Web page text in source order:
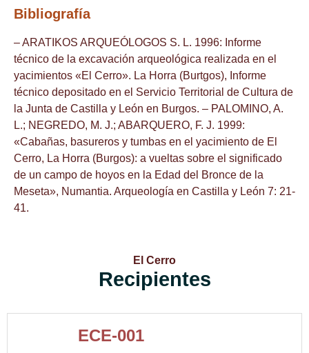
Bibliografía
– ARATIKOS ARQUEÓLOGOS S. L. 1996: Informe
técnico de la excavación arqueológica realizada en el
yacimientos «El Cerro». La Horra (Burtgos), Informe
técnico depositado en el Servicio Territorial de Cultura de
la Junta de Castilla y León en Burgos. – PALOMINO, A.
L.; NEGREDO, M. J.; ABARQUERO, F. J. 1999:
«Cabañas, basureros y tumbas en el yacimiento de El
Cerro, La Horra (Burgos): a vueltas sobre el significado
de un campo de hoyos en la Edad del Bronce de la
Meseta», Numantia. Arqueología en Castilla y León 7: 21-
41.
El Cerro
Recipientes
ECE-001